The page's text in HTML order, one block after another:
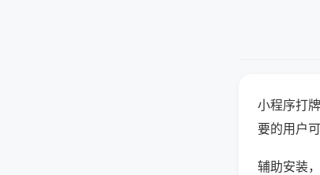
小程序打
要的用户
辅助安装